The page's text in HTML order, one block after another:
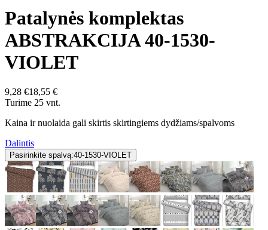
Patalynės komplektas
ABSTRAKCIJA 40-1530-
VIOLET
9,28 €18,55 €
Turime 25 vnt.
Kaina ir nuolaida gali skirtis skirtingiems dydžiams/spalvoms
Dalintis
Pasirinkite spalvą:40-1530-VIOLET